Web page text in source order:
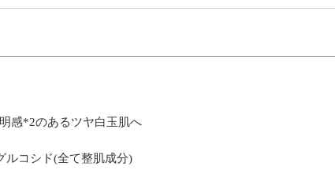
感*2のあるツヤ白玉肌へ
ルコシド(全て整肌成分)